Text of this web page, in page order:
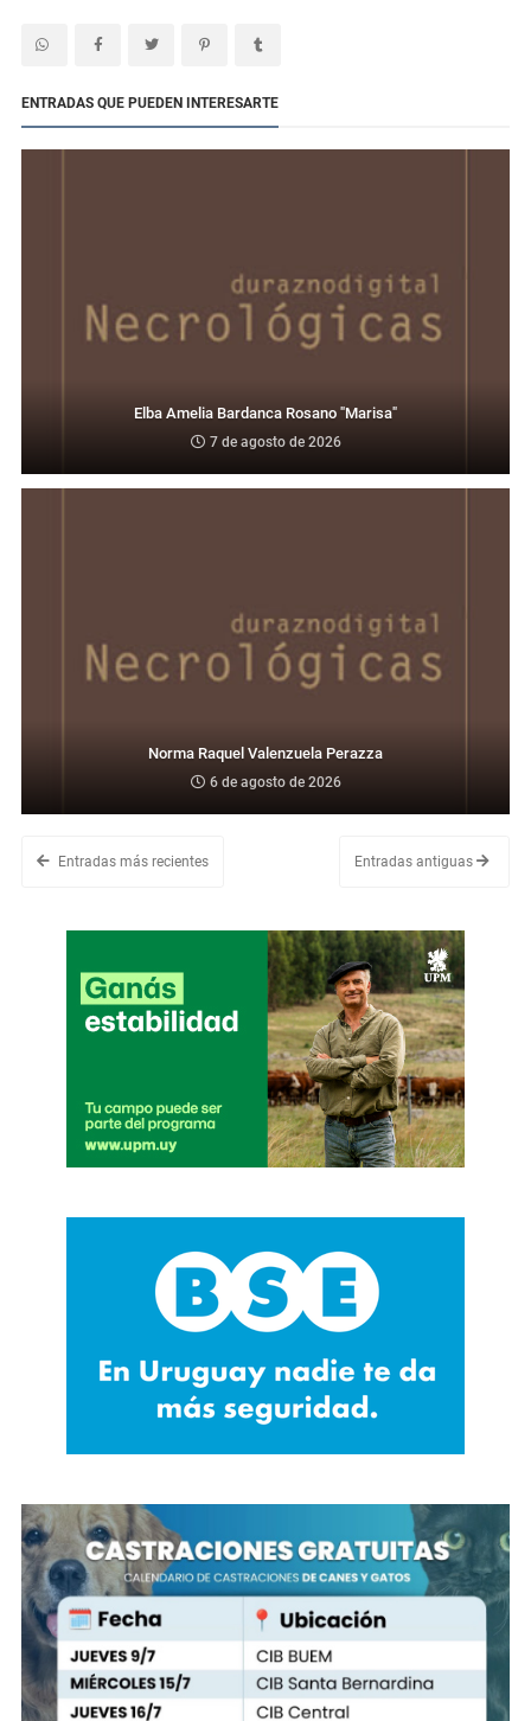
ENTRADAS QUE PUEDEN INTERESARTE
Elba Amelia Bardanca Rosano "Marisa"
7 de agosto de 2026
Norma Raquel Valenzuela Perazza
6 de agosto de 2026
Entradas más recientes Entradas antiguas